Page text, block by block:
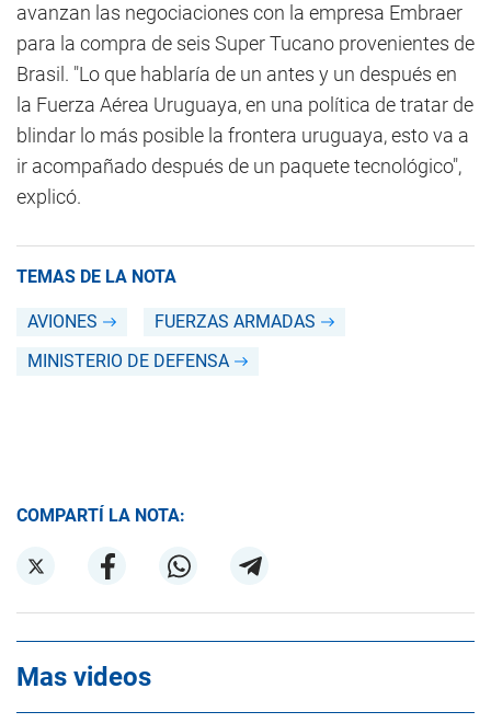
avanzan las negociaciones con la empresa Embraer
para la compra de seis Super Tucano provenientes de
Brasil. "Lo que hablaría de un antes y un después en
la Fuerza Aérea Uruguaya, en una política de tratar de
blindar lo más posible la frontera uruguaya, esto va a
ir acompañado después de un paquete tecnológico",
explicó.
TEMAS DE LA NOTA
AVIONES
FUERZAS ARMADAS
MINISTERIO DE DEFENSA
COMPARTÍ LA NOTA:
Mas videos